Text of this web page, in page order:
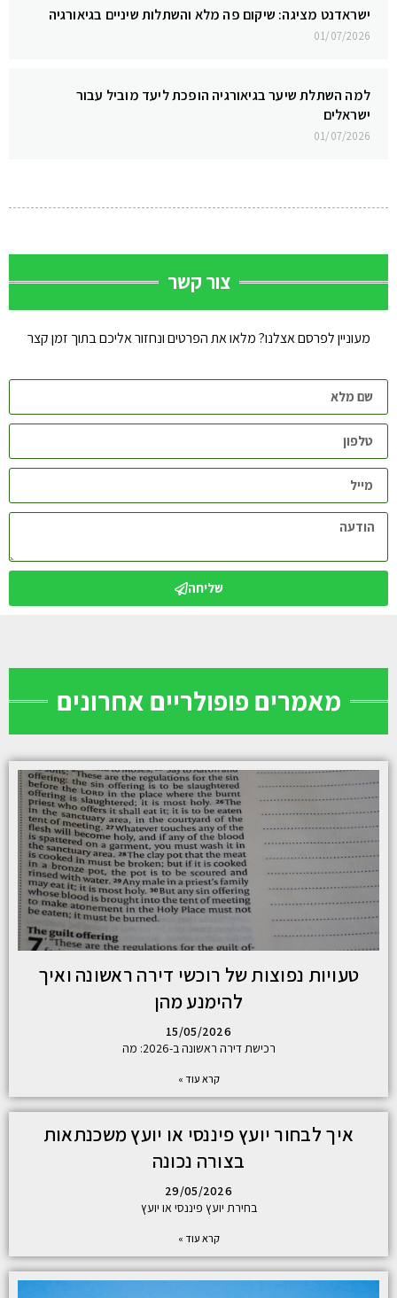
ישראדנט מציגה: שיקום פה מלא והשתלות שיניים בגיאורגיה
01/07/2026
למה השתלת שיער בגיאורגיה הופכת ליעד מוביל עבור
ישראלים
01/07/2026
צור קשר
מעוניין לפרסם אצלנו? מלאו את הפרטים ונחזור אליכם בתוך זמן קצר
שליחה
מאמרים פופולריים אחרונים
טעויות נפוצות של רוכשי דירה ראשונה ואיך
להימנע מהן
15/05/2026
רכישת דירה ראשונה ב-2026: מה
קרא עוד »
איך לבחור יועץ פיננסי או יועץ משכנתאות
בצורה נכונה
29/05/2026
בחירת יועץ פיננסי או יועץ
קרא עוד »